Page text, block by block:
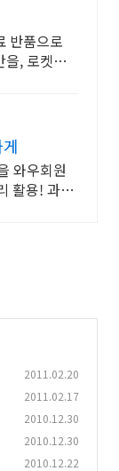
반품으로
을, 로켓배
와우회원
활용! 과일
2011.02.20
2011.02.17
2010.12.30
2010.12.30
2010.12.22